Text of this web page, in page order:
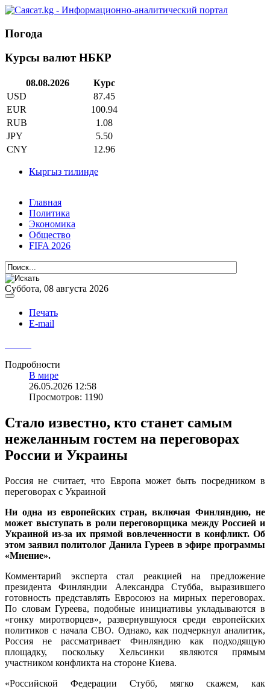
Погода
Курсы валют НБКР
08.08.2026
Курс
USD
87.45
EUR
100.94
RUB
1.08
JPY
5.50
CNY
12.96
Кыргыз тилинде
Главная
Политика
Экономика
Общество
FIFA 2026
Суббота, 08 августа 2026
Печать
E-mail
Подробности
В мире
26.05.2026 12:58
Просмотров: 1190
Стало известно, кто станет самым
нежеланным гостем на переговорах
России и Украины
Россия не считает, что Европа может быть посредником в
переговорах с Украиной
Ни одна из европейских стран, включая Финляндию, не
может выступать в роли переговорщика между Россией и
Украиной из-за их прямой вовлеченности в конфликт. Об
этом заявил политолог Данила Гуреев в эфире программы
«Мнение».
Комментарий эксперта стал реакцией на предложение
президента Финляндии Александра Стубба, выразившего
готовность представлять Евросоюз на мирных переговорах.
По словам Гуреева, подобные инициативы укладываются в
«гонку миротворцев», развернувшуюся среди европейских
политиков с начала СВО. Однако, как подчеркнул аналитик,
Россия не рассматривает Финляндию как подходящую
площадку, поскольку Хельсинки являются прямым
участником конфликта на стороне Киева.
«Российской Федерации Стубб, мягко скажем, как